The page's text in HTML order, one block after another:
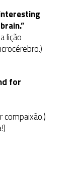
lição
for